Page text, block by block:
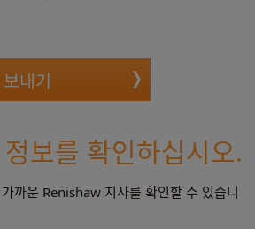
보를 확인하십시오.
까운 Renishaw 지사를 확인할 수 있습니